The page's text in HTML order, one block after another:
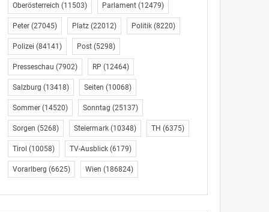
Oberösterreich (11503) Parlament(12479)
Peter(27045) Platz(22012) Politik(8220)
Polizei (84141) Post(5298)
Presseschau (7902) RP (12464)
Salzburg (13418) Seiten (10068)
Sommer(14520) Sonntag (25137)
Sorgen (5268) Steiermark(10348) TH (6375)
Tirol (10058) TV-Ausblick(6179)
Vorarlberg (6625) Wien (186824)